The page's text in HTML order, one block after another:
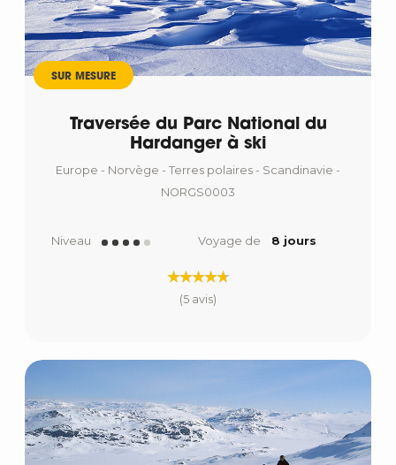
SUR MESURE
Traversée du Parc National du
Hardanger à ski
Europe - Norvège - Terres polaires - Scandinavie -
NORGS0003
Niveau Voyage de 8 jours
(5 avis)